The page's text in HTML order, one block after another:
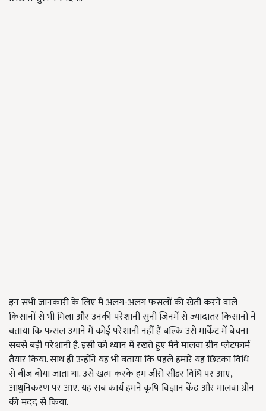
इन सभी जानकारी के लिए मैं अलग-अलग फसलों की खेती करने वाले
किसानों से भी मिला और उनकी परेशानी सुनी जिनमें से ज्यादातर किसानों ने
बताया कि फसल उगाने में कोई परेशानी नहीं हैं बल्कि उसे मार्केट में बेचना
सबसे बड़ी परेशानी है. इसी को ध्यान में रखते हुए मैंने मालवा ग्रीन प्लेटफार्म
तैयार किया. साथ ही उन्होंने यह भी बताया कि पहले हमारे यह छिटका विधि
से बीज बोया जाता था. उसे खत्म करके हम जीरो सीडर विधि पर आए,
आधुनिकरण पर आए. यह सब कार्य हमने कृषि विज्ञान केंद्र और मालवा ग्रीन
की मदद से किया.